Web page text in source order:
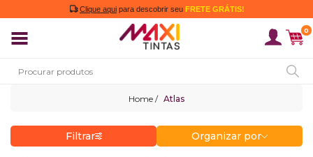
Clique aqui para descobrir seu FRETE GRÁTIS!
0
Atlas
Organizar por
Filtrar